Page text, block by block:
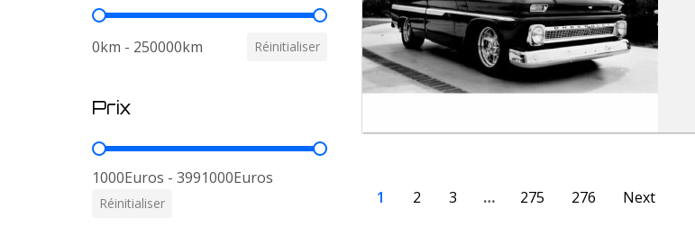
Kilometrage
0km - 250000km Réinitialiser
Prix
Prix
1000Euros - 3991000Euros
Réinitialiser 1 2 3 … 275 276 Next